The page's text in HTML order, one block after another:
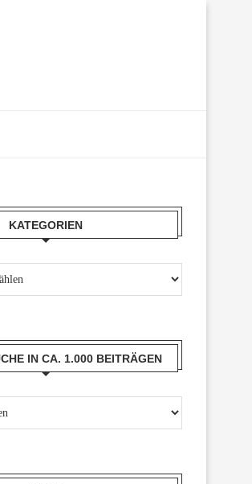
KATEGORIEN
IN CA. 1.000 BEITRÄGEN